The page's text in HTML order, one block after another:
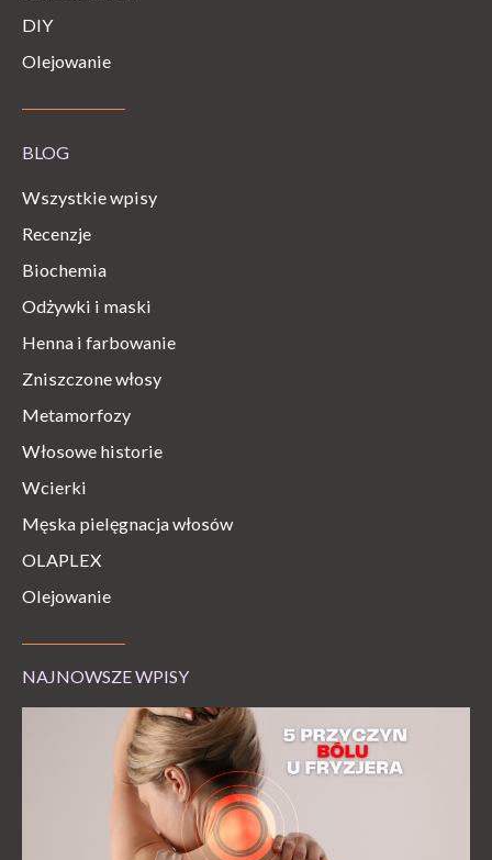
DIY
Olejowanie
BLOG
Wszystkie wpisy
Recenzje
Biochemia
Odżywki i maski
Henna i farbowanie
Zniszczone włosy
Metamorfozy
Włosowe historie
Wcierki
Męska pielęgnacja włosów
OLAPLEX
Olejowanie
NAJNOWSZE WPISY